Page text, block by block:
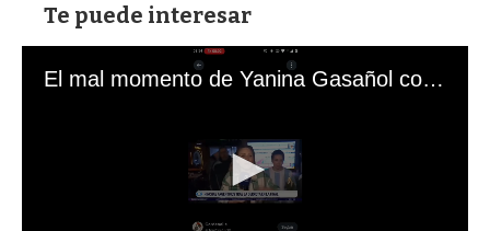
Te puede interesar
El mal momento de Yanina Gasañol con un hincha argentino en "Subrayado"